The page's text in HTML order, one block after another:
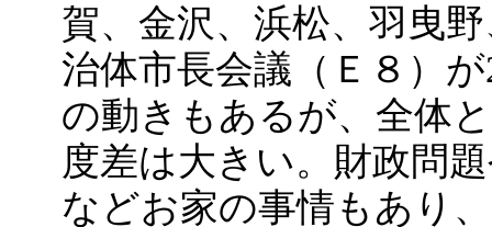
賀、金沢、浜松、羽曳
治体市長会議（Ｅ８）
の動きもあるが、全体
度差は大きい。財政問
などお家の事情もあり